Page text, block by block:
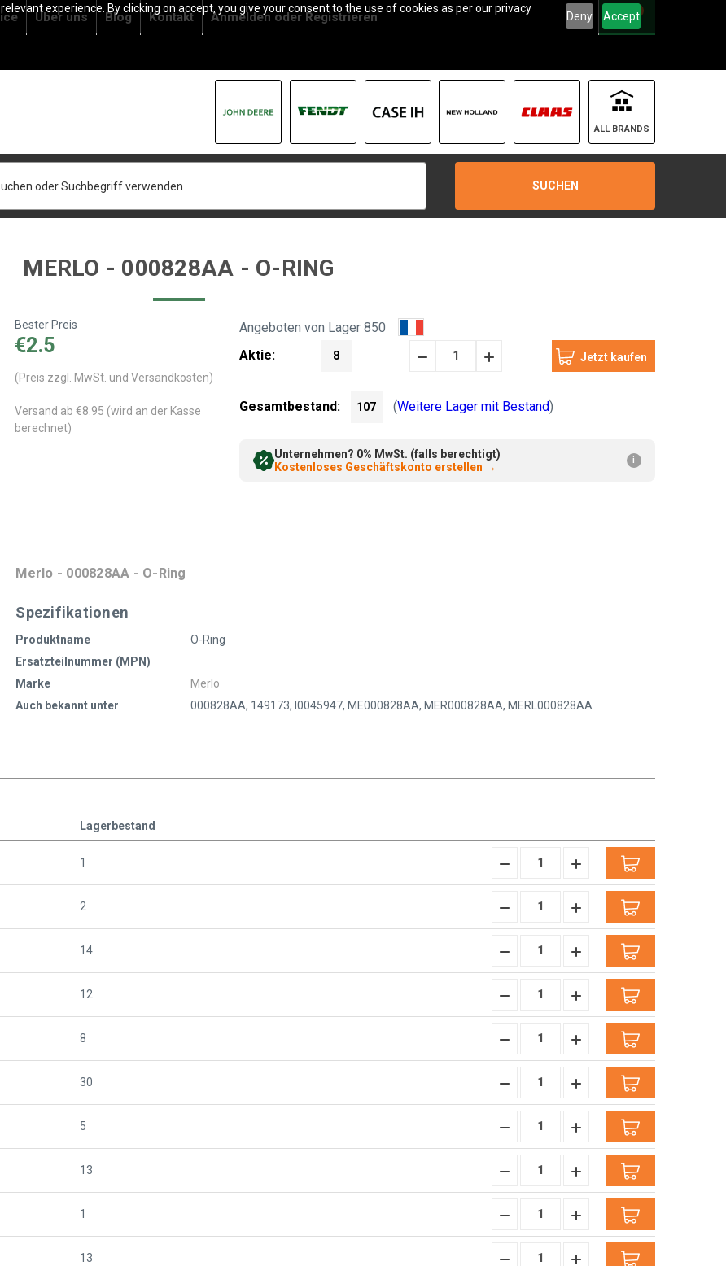
experience. By clicking on accept, you give your consent to the use of cookies as per our privacy
Deny Accept
Über uns Blog Kontakt AnmeldenoderRegistrieren 0
ALL BRANDS
SUCHEN
MERLO - 000828AA - O-RING
Bester Preis
€2.5
(Preis zzgl. MwSt. und Versandkosten)
Versand ab €8.95 (wird an der Kasse
berechnet)
Angeboten von Lager 850
Aktie:
8 Menge Menge
Gesamtbestand: 107 (Weitere Lager mit Bestand)
Unternehmen? 0% MwSt. (falls berechtigt)
Kostenloses Geschäftskonto erstellen → i
Merlo - 000828AA - O-Ring
Spezifikationen
Produktname
O-Ring
Ersatzteilnummer (MPN)
Marke
Merlo
Auch bekannt unter
000828AA, 149173, I0045947, ME000828AA, MER000828AA, MERL000828AA
Lagerbestand
1 Menge Menge
erhöhen:
2 Menge Menge
erhöhen:
14 Menge Menge
erhöhen:
12 Menge Menge
erhöhen:
8 Menge Menge
erhöhen:
30 Menge Menge
erhöhen:
5 Menge Menge
erhöhen:
13 Menge Menge
erhöhen:
1 Menge Menge
erhöhen:
13 Menge Menge